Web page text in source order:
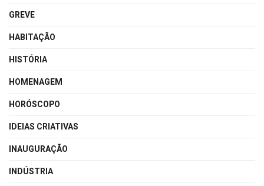
GREVE
HABITAÇÃO
HISTÓRIA
HOMENAGEM
HORÓSCOPO
IDEIAS CRIATIVAS
INAUGURAÇÃO
INDÚSTRIA